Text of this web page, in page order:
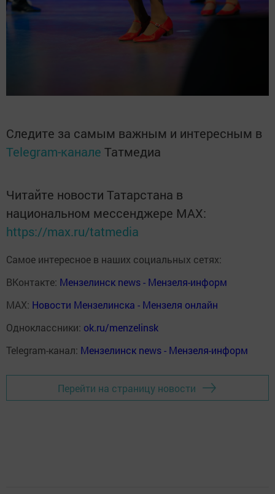
Следите за самым важным и интересным в
Telegram-канале Татмедиа
Читайте новости Татарстана в
национальном мессенджере MАХ:
https://max.ru/tatmedia
Самое интересное в наших социальных сетях:
ВКонтакте: Мензелинск news - Мензеля-информ
MAX: Новости Мензелинска - Мензеля онлайн
Одноклассники: ok.ru/menzelinsk
Telegram-канал: Мензелинск news - Мензеля-информ
Перейти на страницу новости